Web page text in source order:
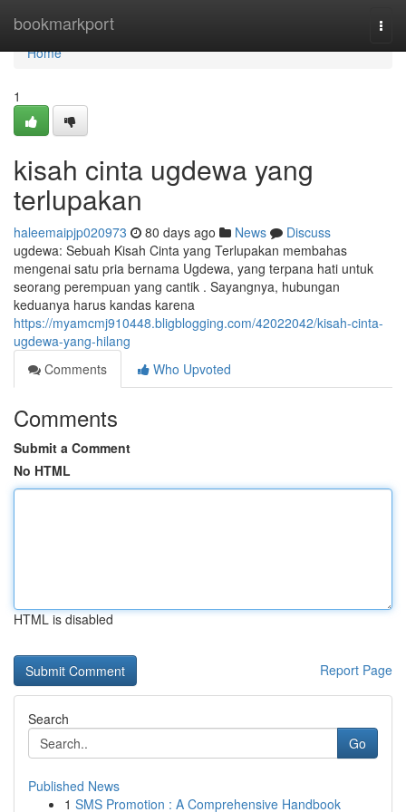
bookmarkport
Home
Home
1
kisah cinta ugdewa yang
terlupakan
haleemaipjp020973 80 days ago News
Discuss
ugdewa: Sebuah Kisah Cinta yang Terlupakan membahas
mengenai satu pria bernama Ugdewa, yang terpana hati untuk
seorang perempuan yang cantik . Sayangnya, hubungan
keduanya harus kandas karena
https://myamcmj910448.bligblogging.com/42022042/kisah-cinta-
ugdewa-yang-hilang
Comments
Who Upvoted
Comments
Submit a Comment
No HTML
HTML is disabled
Report Page
Search
Go
Published News
1 SMS Promotion : A Comprehensive Handbook